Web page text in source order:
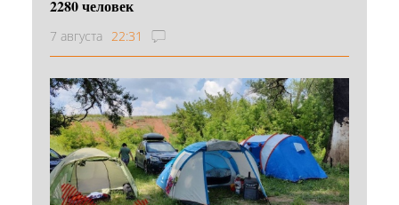
2280 человек
7 августа 22:31